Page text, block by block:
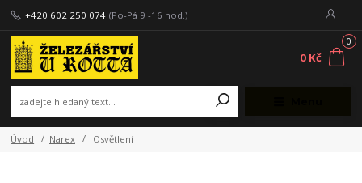
+420 602 250 074 (Po-Pá 9 -16 hod.)
0
0 Kč
Úvod Narex Osvětlení